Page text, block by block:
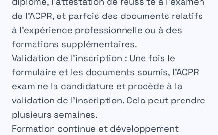
de l’ACPR, et parfois des documents relatifs
à l’expérience professionnelle ou à des
formations supplémentaires.
Validation de l’inscription : Une fois le
formulaire et les documents soumis, l’ACPR
examine la candidature et procède à la
validation de l’inscription. Cela peut prendre
plusieurs semaines.
Formation continue et développement